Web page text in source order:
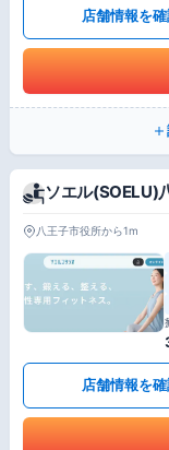
店舗情報を
ソエル(SOELU)
八王子市役所から1m
店舗情報を